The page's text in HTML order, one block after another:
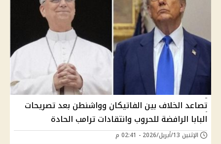
تصاعد الخلاف بين الفاتيكان وواشنطن بعد تصريحات
البابا الرافضة للحروب وانتقادات ترامب الحادة
الإثنين 13/أبريل/2026 - 02:41 م